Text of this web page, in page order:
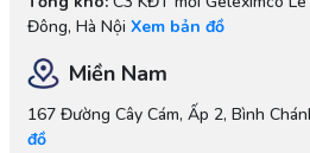
Đông, Hà Nội Xem bản đồ
Miền Nam
167 Đường Cây Cám, Ấp 2, Bình
đồ